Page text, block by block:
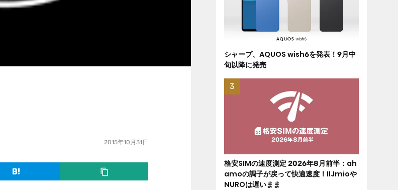
2015年10月31日
シャープ、AQUOS wish6を発表！9月中
旬以降に発売
格安SIMの速度測定 2026年8月前半：ah
amoの調子が戻って快適速度！IIJmioや
NUROは遅いまま